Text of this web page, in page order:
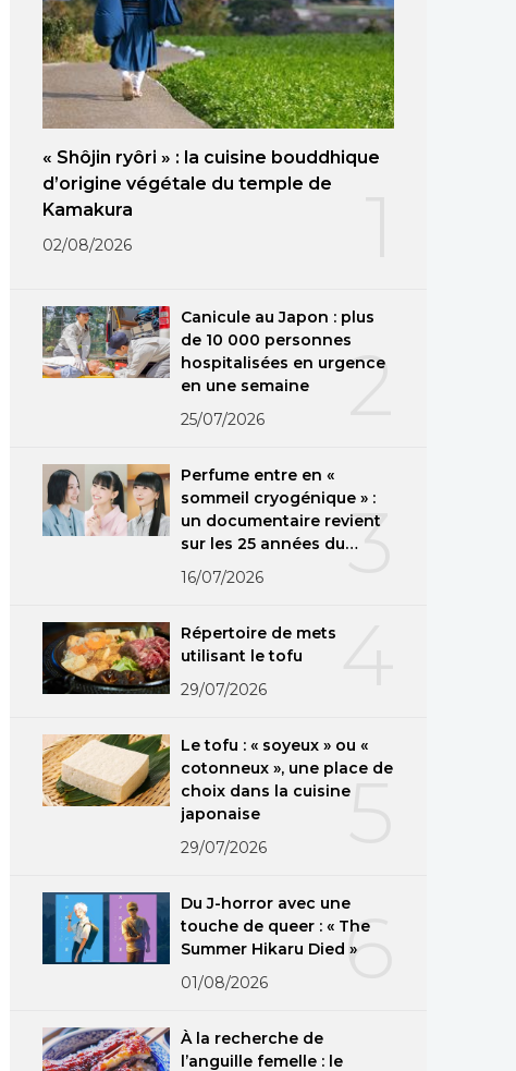
« Shôjin ryôri » : la cuisine bouddhique
d’origine végétale du temple de
Kamakura
02/08/2026
2
Canicule au Japon : plus
de 10 000 personnes
hospitalisées en urgence
en une semaine
25/07/2026
3
Perfume entre en «
sommeil cryogénique » :
un documentaire revient
sur les 25 années du
groupe
16/07/2026
Répertoire de mets
utilisant le tofu
29/07/2026
5
Le tofu : « soyeux » ou «
cotonneux », une place de
choix dans la cuisine
japonaise
29/07/2026
6
Du J-horror avec une
touche de queer : « The
Summer Hikaru Died »
01/08/2026
À la recherche de
l’anguille femelle : le